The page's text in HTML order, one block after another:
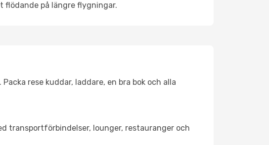
flödande på längre flygningar.
rese kuddar, laddare, en bra bok och alla
transportförbindelser, lounger, restauranger och